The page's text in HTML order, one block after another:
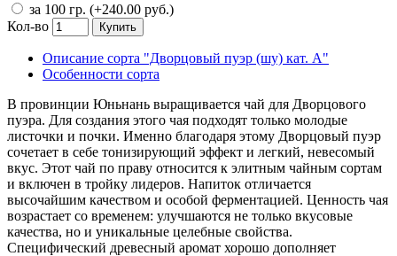
за 100 гр. (+240.00 руб.)
Кол-во
Купить
Описание сорта "Дворцовый пуэр (шу) кат. A"
Особенности сорта
В провинции Юньнань выращивается чай для Дворцового
пуэра. Для создания этого чая подходят только молодые
листочки и почки. Именно благодаря этому Дворцовый пуэр
сочетает в себе тонизирующий эффект и легкий, невесомый
вкус. Этот чай по праву относится к элитным чайным сортам
и включен в тройку лидеров. Напиток отличается
высочайшим качеством и особой ферментацией. Ценность чая
возрастает со временем: улучшаются не только вкусовые
качества, но и уникальные целебные свойства.
Специфический древесный аромат хорошо дополняет